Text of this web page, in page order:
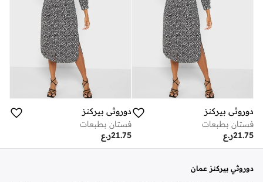
دوروثي بيركنز
فستان بطبعات
ر.ع21.75
دوروثي بيركنز
فستان بطبعات
ر.ع21.75
دوروثي بيركنز عمان